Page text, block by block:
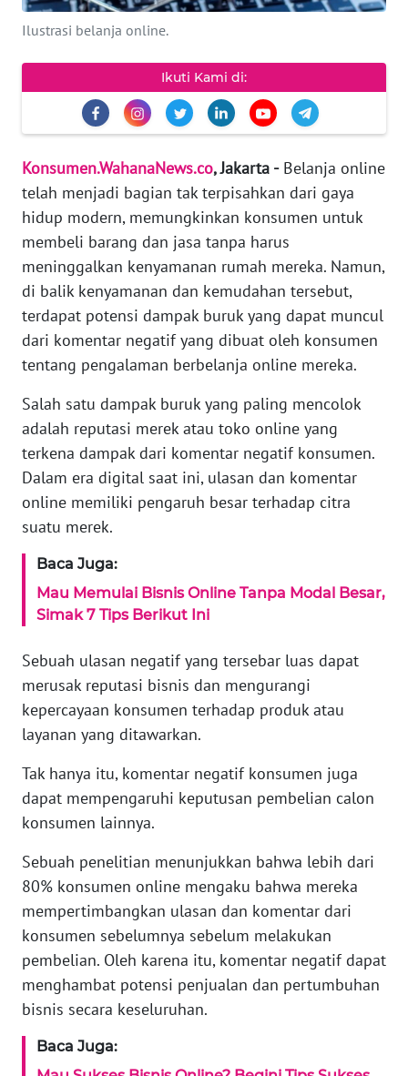
Ilustrasi belanja online.
Ikuti Kami di:
Konsumen.WahanaNews.co, Jakarta -Belanja online
telah menjadi bagian tak terpisahkan dari gaya
hidup modern, memungkinkan konsumen untuk
membeli barang dan jasa tanpa harus
meninggalkan kenyamanan rumah mereka. Namun,
di balik kenyamanan dan kemudahan tersebut,
terdapat potensi dampak buruk yang dapat muncul
dari komentar negatif yang dibuat oleh konsumen
tentang pengalaman berbelanja online mereka.
Salah satu dampak buruk yang paling mencolok
adalah reputasi merek atau toko online yang
terkena dampak dari komentar negatif konsumen.
Dalam era digital saat ini, ulasan dan komentar
online memiliki pengaruh besar terhadap citra
suatu merek.
Baca Juga:
Mau Memulai Bisnis Online Tanpa Modal Besar,
Simak 7 Tips Berikut Ini
Sebuah ulasan negatif yang tersebar luas dapat
merusak reputasi bisnis dan mengurangi
kepercayaan konsumen terhadap produk atau
layanan yang ditawarkan.
Tak hanya itu, komentar negatif konsumen juga
dapat mempengaruhi keputusan pembelian calon
konsumen lainnya.
Sebuah penelitian menunjukkan bahwa lebih dari
80% konsumen online mengaku bahwa mereka
mempertimbangkan ulasan dan komentar dari
konsumen sebelumnya sebelum melakukan
pembelian. Oleh karena itu, komentar negatif dapat
menghambat potensi penjualan dan pertumbuhan
bisnis secara keseluruhan.
Baca Juga:
NET
FORWAMKI
WALINKI
Informasi
INDEKS
BERITA
KONTAK
KAMI
IKLAN
TENTANG
KAMI
MEDIA
SIBER
KARIR
DISCLAIMER
Wahana
News
Regional
WN
SUMUT
WN
JAKARTA
WN
JABAR
WN